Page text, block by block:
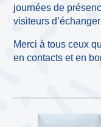
journées de
visiteurs
Merci à tous ceux
en contacts et en